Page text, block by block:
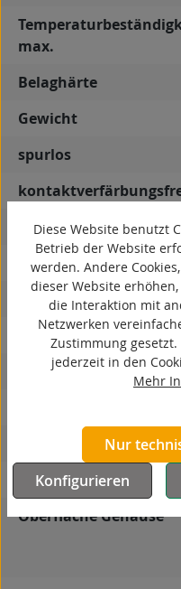
max.
Belaghärte
Gewicht
spurlos
antistatisch
ESD
elektrisch leitfähig
korrosionsbeständig
hitzebeständig
Material Gehäuse
Oberfläche Gehäuse
Diese Website benutzt
Betrieb der Website
werden. Andere
dieser Website
die Interaktion mit
Netzwerken
Zustimmung
jederzeit in den
Mehr
Nur
Konfigurieren